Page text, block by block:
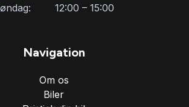
12:00 – 15:00
Navigation
Om os
Biler